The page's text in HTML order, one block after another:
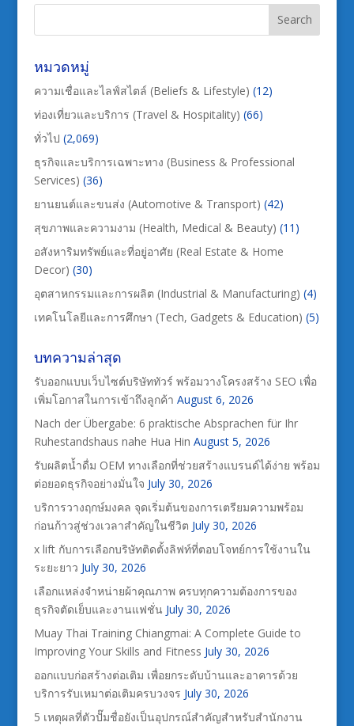
หมวดหมู่
ความเชื่อและไลฟ์สไตล์ (Beliefs & Lifestyle) (12)
ท่องเที่ยวและบริการ (Travel & Hospitality) (66)
ทั่วไป (2,069)
ธุรกิจและบริการเฉพาะทาง (Business & Professional
Services) (36)
ยานยนต์และขนส่ง (Automotive & Transport) (42)
สุขภาพและความงาม (Health, Medical & Beauty) (11)
อสังหาริมทรัพย์และที่อยู่อาศัย (Real Estate & Home
Decor) (30)
อุตสาหกรรมและการผลิต (Industrial & Manufacturing) (4)
เทคโนโลยีและการศึกษา (Tech, Gadgets & Education) (5)
บทความล่าสุด
รับออกแบบเว็บไซต์บริษัททัวร์ พร้อมวางโครงสร้าง SEO เพื่อ
เพิ่มโอกาสในการเข้าถึงลูกค้า August 6, 2026
Nach der Übergabe: 6 praktische Absprachen für Ihr
Ruhestandshaus nahe Hua Hin August 5, 2026
รับผลิตน้ำดื่ม OEM ทางเลือกที่ช่วยสร้างแบรนด์ได้ง่าย พร้อม
ต่อยอดธุรกิจอย่างมั่นใจ July 30, 2026
บริการวางฤกษ์มงคล จุดเริ่มต้นของการเตรียมความพร้อม
ก่อนก้าวสู่ช่วงเวลาสำคัญในชีวิต July 30, 2026
x lift กับการเลือกบริษัทติดตั้งลิฟท์ที่ตอบโจทย์การใช้งานใน
ระยะยาว July 30, 2026
เลือกแหล่งจำหน่ายผ้าคุณภาพ ครบทุกความต้องการของ
ธุรกิจตัดเย็บและงานแฟชั่น July 30, 2026
Muay Thai Training Chiangmai: A Complete Guide to
Improving Your Skills and Fitness July 30, 2026
ออกแบบก่อสร้างต่อเติม เพื่อยกระดับบ้านและอาคารด้วย
บริการรับเหมาต่อเติมครบวงจร July 30, 2026
5 เหตุผลที่ตัวปั๊มชื่อยังเป็นอุปกรณ์สำคัญสำหรับสำนักงาน